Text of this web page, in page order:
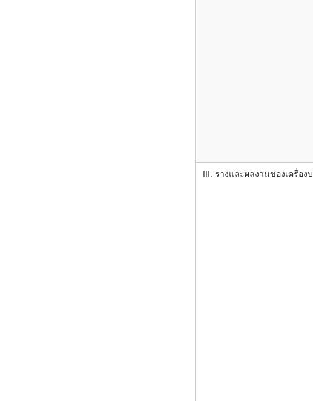
III. ร่างและผลงานของเครื่อง